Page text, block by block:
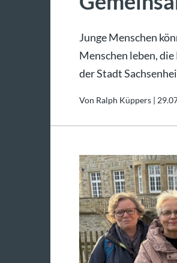
Junge Menschen
Menschen leben,
der Stadt
Von Ralph Küppers |